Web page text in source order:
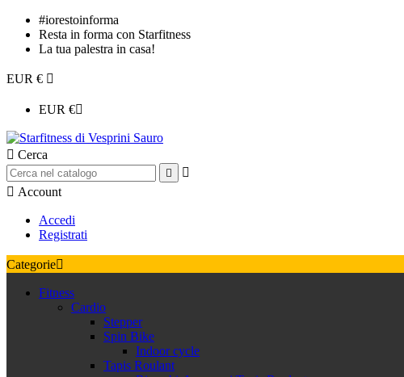
#iorestoinforma
Resta in forma con Starfitness
La tua palestra in casa!
EUR € 
EUR €
 Cerca


 Account
Accedi
Registrati
Categorie
Fitness
Cardio
Stepper
Spin Bike
Indoor cycle
Tapis Roulant